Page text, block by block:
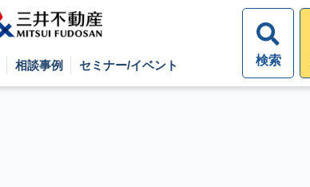
相談事例 セミナー/イベント 検索